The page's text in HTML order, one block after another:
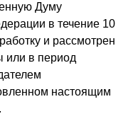
Думу
в течение 10
и рассмотрен
или в период
настоящим